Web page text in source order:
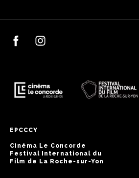
EPCCCY
Cinéma Le Concorde
Festival International du
Film de La Roche-sur-Yon